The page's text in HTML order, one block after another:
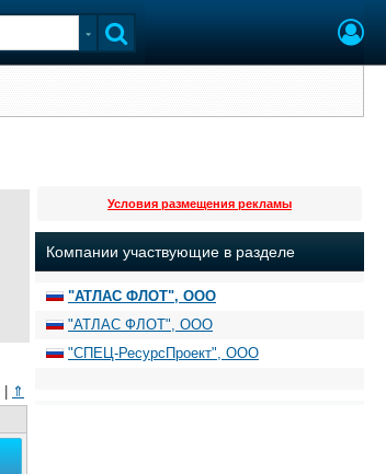
⇑
Условия размещения рекламы
Компании участвующие в разделе
"АТЛАС ФЛОТ", ООО
"АТЛАС ФЛОТ", ООО
"СПЕЦ-РесурсПроект", ООО